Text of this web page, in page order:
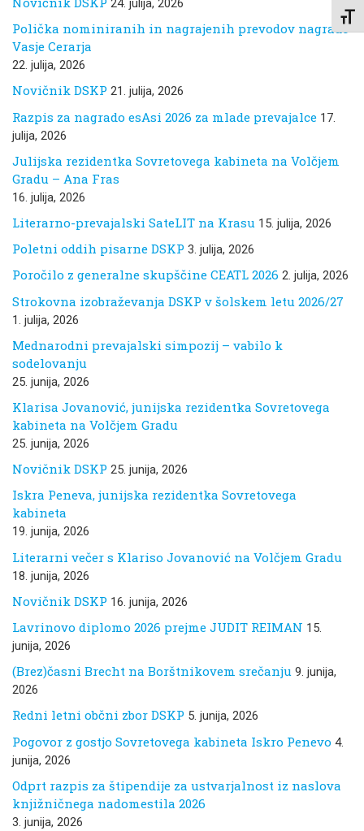
24. julija, 2026
Polička nominiranih in nagrajenih prevodov nagrade
Vasje Cerarja
22. julija, 2026
Novičnik DSKP 21. julija, 2026
Razpis za nagrado esAsi 2026 za mlade prevajalce 17.
julija, 2026
Julijska rezidentka Sovretovega kabineta na Volčjem
Gradu – Ana Fras
16. julija, 2026
Literarno-prevajalski SateLIT na Krasu 15. julija, 2026
Poletni oddih pisarne DSKP 3. julija, 2026
Poročilo z generalne skupščine CEATL 2026 2. julija, 2026
Strokovna izobraževanja DSKP v šolskem letu 2026/27
1. julija, 2026
Mednarodni prevajalski simpozij – vabilo k
sodelovanju
25. junija, 2026
Klarisa Jovanović, junijska rezidentka Sovretovega
kabineta na Volčjem Gradu
25. junija, 2026
Novičnik DSKP 25. junija, 2026
Iskra Peneva, junijska rezidentka Sovretovega
kabineta
19. junija, 2026
Literarni večer s Klariso Jovanović na Volčjem Gradu
18. junija, 2026
Novičnik DSKP 16. junija, 2026
Lavrinovo diplomo 2026 prejme JUDIT REIMAN 15.
junija, 2026
(Brez)časni Brecht na Borštnikovem srečanju 9. junija,
2026
Redni letni občni zbor DSKP 5. junija, 2026
Pogovor z gostjo Sovretovega kabineta Iskro Penevo 4.
junija, 2026
Odprt razpis za štipendije za ustvarjalnost iz naslova
knjižničnega nadomestila 2026
3. junija, 2026